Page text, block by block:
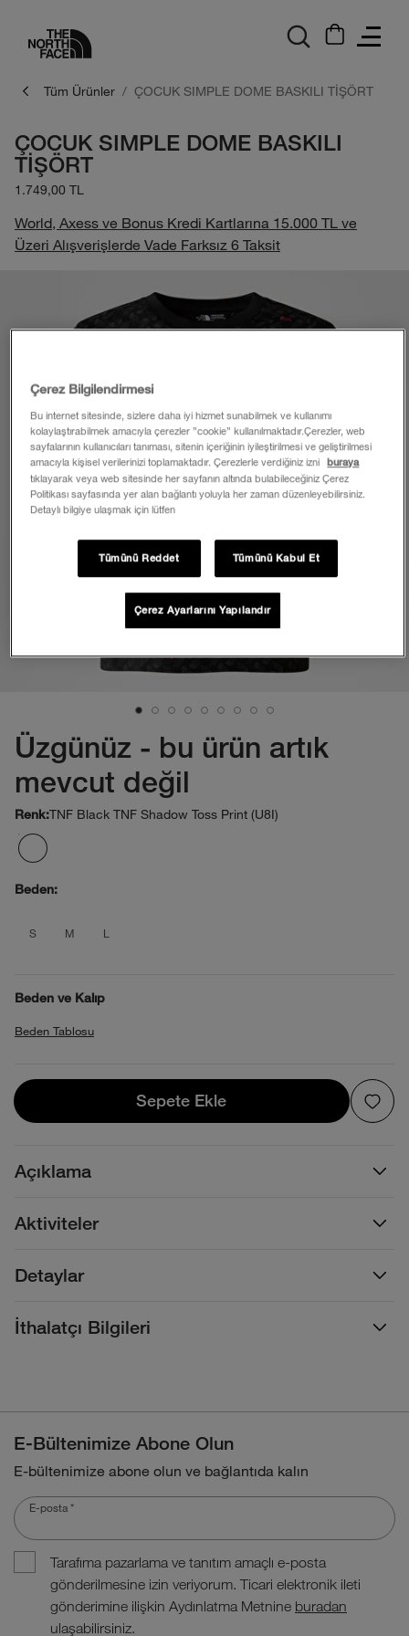
Tüm Ürünler ÇOCUK SIMPLE DOME BASKILI TİŞÖRT
ÇOCUK SIMPLE DOME BASKILI
TİŞÖRT
1.749,00 TL
World, Axess ve Bonus Kredi Kartlarına 15.000 TL ve
Üzeri Alışverişlerde Vade Farksız 6 Taksit
Üzgünüz - bu ürün artık
mevcut değil
Renk:TNF Black TNF Shadow Toss Print (U8I)
Beden:
S M L
Beden ve Kalıp
Beden Tablosu
Sepete Ekle
Sepete Ekle
Açıklama
Detaylar
Aktiviteler
İthalatçı Bilgileri
E-Bültenimize Abone Olun
E-bültenimize abone olun ve bağlantıda kalın
E-posta *
Tarafıma pazarlama ve tanıtım amaçlı e-posta
gönderilmesine izin veriyorum. Ticari elektronik ileti
gönderimine ilişkin Aydınlatma Metnine buradan
ulaşabilirsiniz.
Çerez Bilgilendirmesi
Bu internet sitesinde, sizlere daha iyi hizmet sunabilmek ve kullanımı
kolaylaştırabilmek amacıyla çerezler ”cookie” kullanılmaktadır.Çerezler, web
sayfalarının kullanıcıları tanıması, sitenin içeriğinin iyileştirilmesi ve geliştirilmesi
amacıyla kişisel verilerinizi toplamaktadır. Çerezlerle verdiğiniz izni
buraya
tıklayarak veya web sitesinde her sayfanın altında bulabileceğiniz Çerez
Politikası sayfasında yer alan bağlantı yoluyla her zaman düzenleyebilirsiniz.
Detaylı bilgiye ulaşmak için lütfen
Tümünü Reddet Tümünü Kabul Et
Çerez Ayarlarını Yapılandır